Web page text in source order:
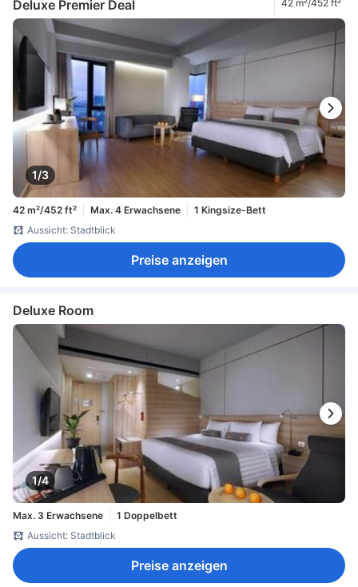
Deluxe Premier Deal 42 m²/452 ft²
1/3
42 m²/452 ft² Max. 4 Erwachsene
1 Kingsize-Bett
Aussicht: Stadtblick
Preise anzeigen
Deluxe Room
1/4
Max. 3 Erwachsene
1 Doppelbett
Aussicht: Stadtblick
Preise anzeigen